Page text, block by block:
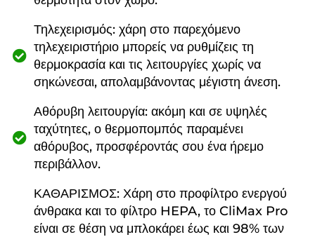
Τηλεχειρισμός: χάρη στο παρεχόμενο
τηλεχειριστήριο μπορείς να ρυθμίζεις τη
θερμοκρασία και τις λειτουργίες χωρίς να
σηκώνεσαι, απολαμβάνοντας μέγιστη άνεση.
Αθόρυβη λειτουργία: ακόμη και σε υψηλές
ταχύτητες, ο θερμοπομπός παραμένει
αθόρυβος, προσφέροντάς σου ένα ήρεμο
περιβάλλον.
ΚΑΘΑΡΙΣΜΟΣ: Χάρη στο προφίλτρο ενεργού
άνθρακα και το φίλτρο HEPA, το CliMax Pro
είναι σε θέση να μπλοκάρει έως και 98% των